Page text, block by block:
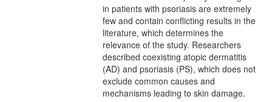
in patients with psoriasis are extremely
few and contain conflicting results in the
literature, which determines the
relevance of the study. Researchers
described coexisting atopic dermatitis
(AD) and psoriasis (PS), which does not
exclude common causes and
mechanisms leading to skin damage.